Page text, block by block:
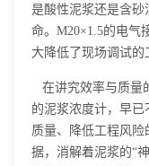
是酸性泥浆还是含
命。M20×1.5的电气
大降低了现场调试的
在讲究效率与质量
的泥浆浓度计，早
质量、降低工程风
据，消解着泥浆的“